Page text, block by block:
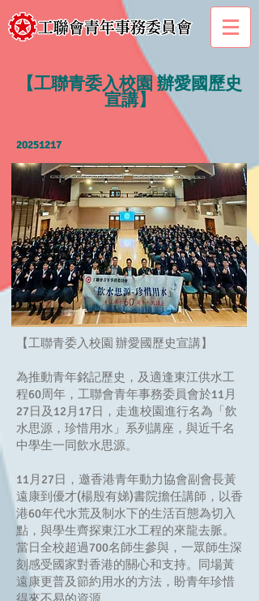
【工聯青委入校園 辦愛國歷史
宣講】
20251217
【工聯青委入校園 辦愛國歷史宣講】
為推動青年銘記歷史，及適逢東江供水工
程60周年，工聯會青年事務委員會於11月
27日及12月17日，走進校園進行名為「飲
水思源，珍惜用水」系列講座，與近千名
中學生一同飲水思源。
11月27日，邀香港青年動力協會副會長黃
遠康到優才(楊殷有娣)書院擔任講師，以香
港60年代水荒及制水下的生活百態為切入
點，與學生齊探東江水工程的來龍去脈。
當日全校超過700名師生參與，一眾師生深
刻感受國家對香港的關心和支持。同場黃
遠康更普及節約用水的方法，盼青年珍惜